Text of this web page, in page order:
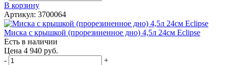
В корзину
Артикул: 3700064
Миска с крышкой (прорезиненное дно) 4,5л 24см Eclipse
Есть в наличии
Цена 4 940 руб.
-
+